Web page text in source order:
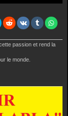
passion et rend la
le monde.